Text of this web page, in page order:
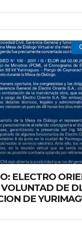
ELECTRO
VOLUNTAD DE
DE